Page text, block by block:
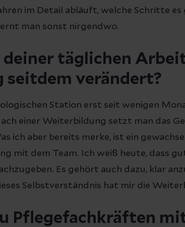
im Detail abläuft, welche Schritte
man sonst nirgendwo.
deiner täglichen
seitdem verändert?
Station erst seit wenigen
einer Weiterbildung setzt man das
ich aber bereits merke, ist ein
mit dem Team. Ich weiß heute, dass
Es gehört auch dazu, klar
Selbstverständnis hat mir die
Pflegefachkräften